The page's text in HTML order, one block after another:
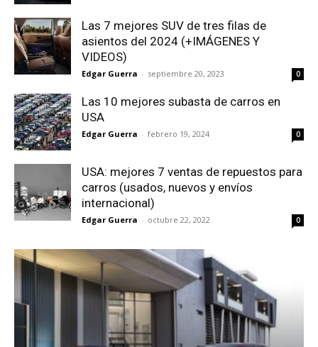
Las 7 mejores SUV de tres filas de
asientos del 2024 (+IMÁGENES Y
VIDEOS)
Edgar Guerra - septiembre 20, 2023 0
Las 10 mejores subasta de carros en
USA
Edgar Guerra - febrero 19, 2024 0
USA: mejores 7 ventas de repuestos para
carros (usados, nuevos y envíos
internacional)
Edgar Guerra - octubre 22, 2022 0